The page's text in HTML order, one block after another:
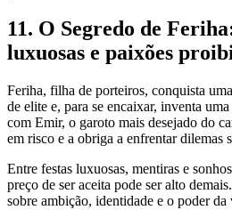
11. O Segredo de
luxuosas e paixões
Feriha, filha de porteiros, conquista
de elite e, para se encaixar, inventa
com Emir, o garoto mais desejado do
em risco e a obriga a enfrentar dilemas
Entre festas luxuosas, mentiras e
preço de ser aceita pode ser alto
sobre ambição, identidade e o poder da